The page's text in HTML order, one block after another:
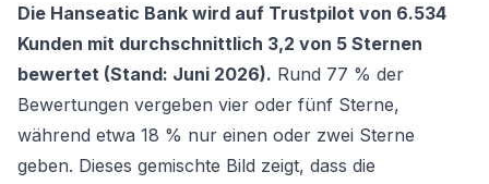
Die Hanseatic Bank wird auf Trustpilot von 6.534
Kunden mit durchschnittlich 3,2 von 5 Sternen
bewertet (Stand: Juni 2026). Rund 77 % der
Bewertungen vergeben vier oder fünf Sterne,
während etwa 18 % nur einen oder zwei Sterne
geben. Dieses gemischte Bild zeigt, dass die